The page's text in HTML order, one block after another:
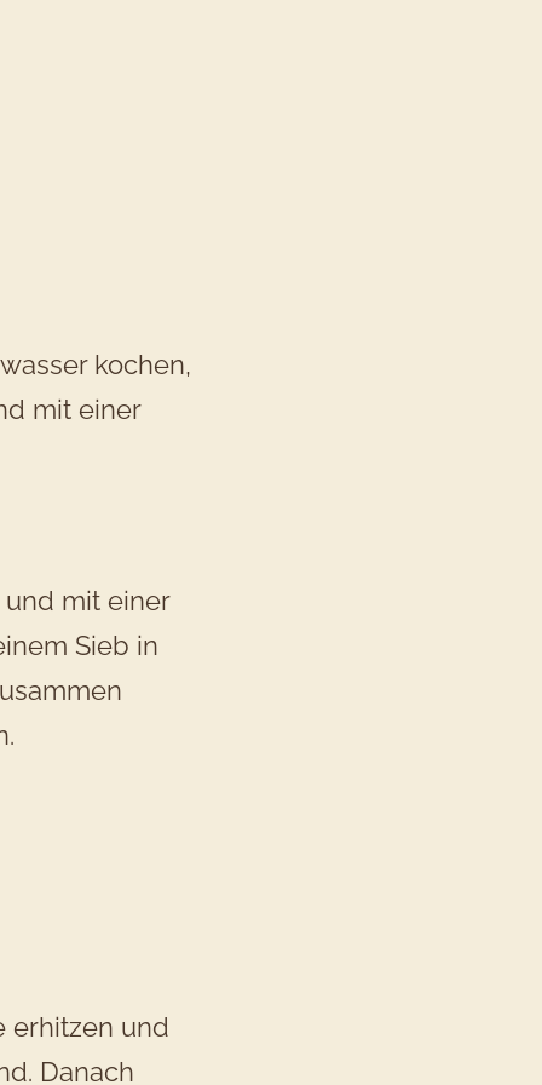
kochen,
mit einer
mit einer
Sieb in
erhitzen und
Danach